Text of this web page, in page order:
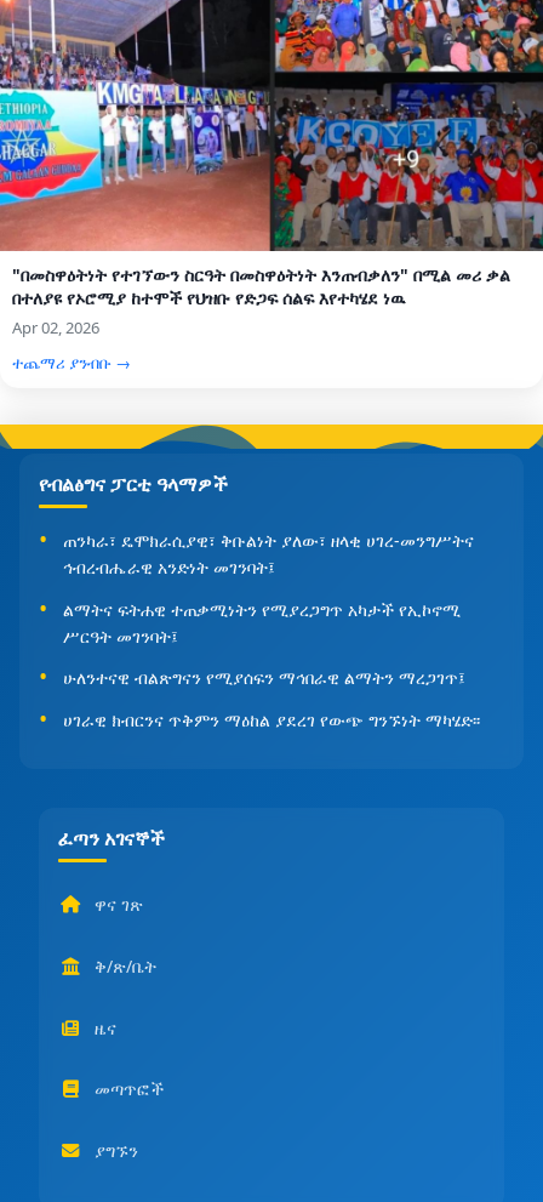
"በመስዋዕትነት የተገኘውን ስርዓት በመስዋዕትነት እንጠብቃለን" በሚል መሪ ቃል
በተለያዩ የኦሮሚያ ከተሞች የህዝቡ የድጋፍ ሰልፍ እየተካሄደ ነዉ
Apr 02, 2026
ተጨማሪ ያንብቡ →
የብልፅግና ፓርቲ ዓላማዎች
ጠንካራ፣ ዴሞክራሲያዊ፣ ቅቡልነት ያለው፣ ዘላቂ ሀገረ-መንግሥትና
ኅብረብሔራዊ አንድነት መገንባት፤
ልማትና ፍትሐዊ ተጠቃሚነትን የሚያረጋግጥ አካታች የኢኮኖሚ
ሥርዓት መገንባት፤
ሁለንተናዊ ብልጽግናን የሚያሰፍን ማኅበራዊ ልማትን ማረጋገጥ፤
ሀገራዊ ክብርንና ጥቅምን ማዕከል ያደረገ የውጭ ግንኙነት ማካሄድ፡፡
ፈጣን አገናኞች
ዋና ገጽ
ቅ/ጽ/ቤት
ዜና
መጣጥፎች
ያግኙን